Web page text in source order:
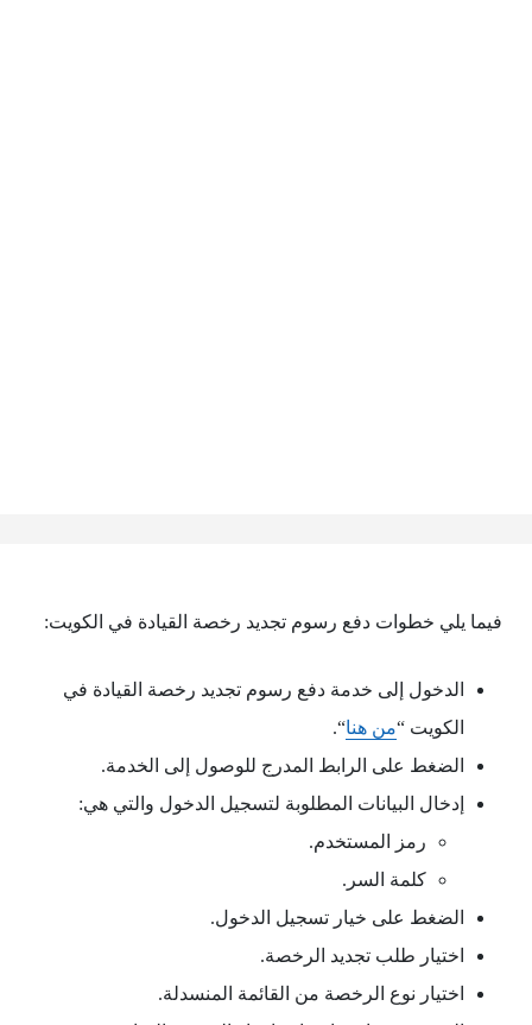
فيما يلي خطوات دفع رسوم تجديد رخصة القيادة في الكويت:
الدخول إلى خدمة دفع رسوم تجديد رخصة القيادة في
الكويت “من هنا“.
الضغط على الرابط المدرج للوصول إلى الخدمة.
إدخال البيانات المطلوبة لتسجيل الدخول والتي هي:
رمز المستخدم.
كلمة السر.
الضغط على خيار تسجيل الدخول.
اختيار طلب تجديد الرخصة.
اختيار نوع الرخصة من القائمة المنسدلة.